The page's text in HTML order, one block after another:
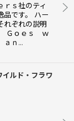
ｓ社のティ
品です。 ハー
れぞれの説明
Ｇｏｅｓ ｗ
ｎ…
ルド・フラワ